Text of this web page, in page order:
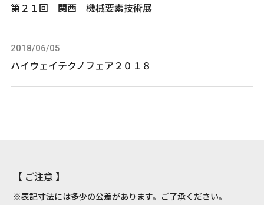
第２１回 関西 機械要素技術展
2018/06/05
ハイウェイテクノフェア２０１８
【 ご注意 】
※表記寸法には多少の公差があります。ご了承ください。